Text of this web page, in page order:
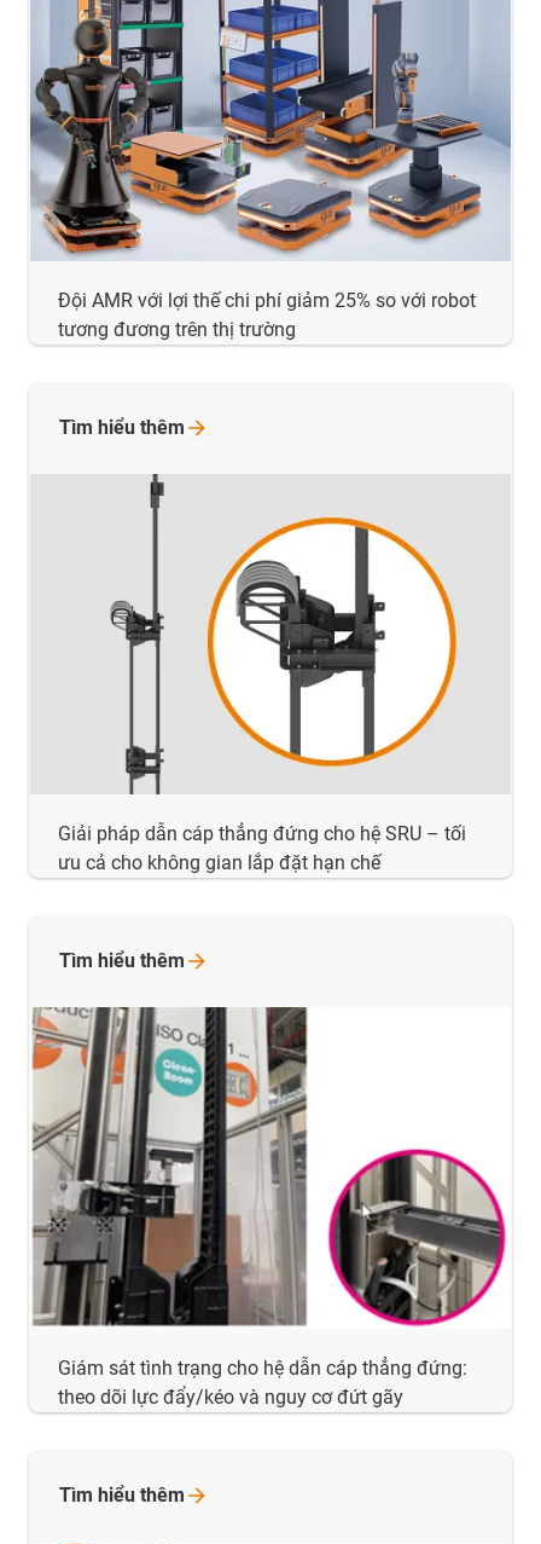
Đội AMR với lợi thế chi phí giảm 25% so với robot
tương đương trên thị trường
Giải pháp dẫn cáp thẳng đứng cho hệ SRU – tối
ưu cả cho không gian lắp đặt hạn chế
Tìm hiểu thêm
Giám sát tình trạng cho hệ dẫn cáp thẳng đứng:
theo dõi lực đẩy/kéo và nguy cơ đứt gãy
Tìm hiểu thêm
Tìm hiểu thêm